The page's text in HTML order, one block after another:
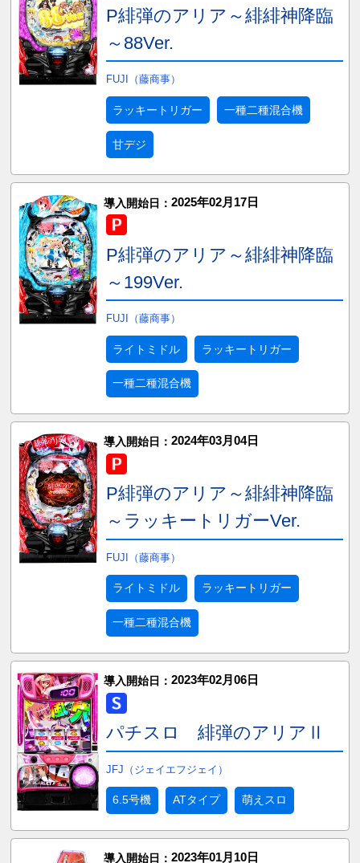
P緋弾のアリア～緋緋神降臨
～88Ver.
FUJI（藤商事）
ラッキートリガー 一種二種混合機
甘デジ
導入開始日： 2025年02月17日
P緋弾のアリア～緋緋神降臨
～199Ver.
FUJI（藤商事）
ライトミドル ラッキートリガー
一種二種混合機
導入開始日： 2024年03月04日
P緋弾のアリア～緋緋神降臨
～ラッキートリガーVer.
FUJI（藤商事）
ライトミドル ラッキートリガー
一種二種混合機
導入開始日： 2023年02月06日
パチスロ 緋弾のアリアⅡ
JFJ（ジェイエフジェイ）
6.5号機 ATタイプ 萌えスロ
導入開始日： 2023年01月10日